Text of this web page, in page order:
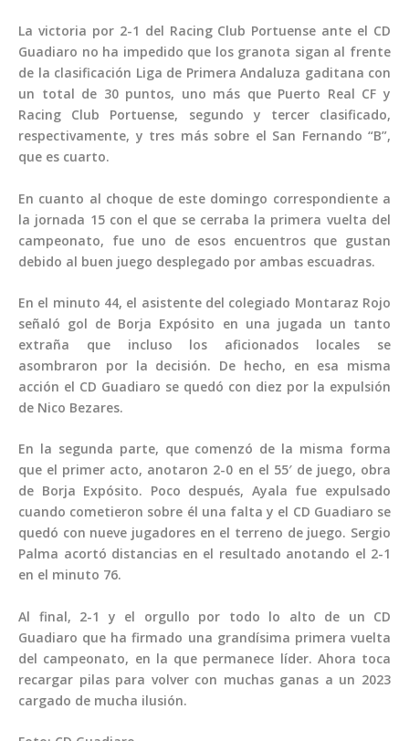
La victoria por 2-1 del Racing Club Portuense ante el CD
Guadiaro no ha impedido que los granota sigan al frente
de la clasificación Liga de Primera Andaluza gaditana con
un total de 30 puntos, uno más que Puerto Real CF y
Racing Club Portuense, segundo y tercer clasificado,
respectivamente, y tres más sobre el San Fernando “B”,
que es cuarto.
En cuanto al choque de este domingo correspondiente a
la jornada 15 con el que se cerraba la primera vuelta del
campeonato, fue uno de esos encuentros que gustan
debido al buen juego desplegado por ambas escuadras.
En el minuto 44, el asistente del colegiado Montaraz Rojo
señaló gol de Borja Expósito en una jugada un tanto
extraña que incluso los aficionados locales se
asombraron por la decisión. De hecho, en esa misma
acción el CD Guadiaro se quedó con diez por la expulsión
de Nico Bezares.
En la segunda parte, que comenzó de la misma forma
que el primer acto, anotaron 2-0 en el 55′ de juego, obra
de Borja Expósito. Poco después, Ayala fue expulsado
cuando cometieron sobre él una falta y el CD Guadiaro se
quedó con nueve jugadores en el terreno de juego. Sergio
Palma acortó distancias en el resultado anotando el 2-1
en el minuto 76.
Al final, 2-1 y el orgullo por todo lo alto de un CD
Guadiaro que ha firmado una grandísima primera vuelta
del campeonato, en la que permanece líder. Ahora toca
recargar pilas para volver con muchas ganas a un 2023
cargado de mucha ilusión.